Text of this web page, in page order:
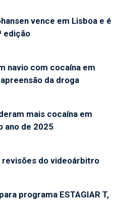
vence em Lisboa e é
edição
navio com cocaína em
da droga
mais cocaína em
ano de 2025
revisões do videoárbitro
programa ESTAGIAR T,